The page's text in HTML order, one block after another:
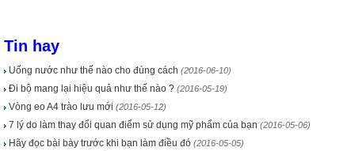
Tin hay
Uống nước như thế nào cho đúng cách (2016-06-10)
Đi bộ mang lại hiệu quả như thế nào ? (2016-05-19)
Vòng eo A4 trào lưu mới (2016-05-12)
7 lý do làm thay đổi quan điểm sử dụng mỹ phẩm của bạn (2016-05-06)
Hãy đọc bài bày trước khi bạn làm điều đó (2016-05-05)